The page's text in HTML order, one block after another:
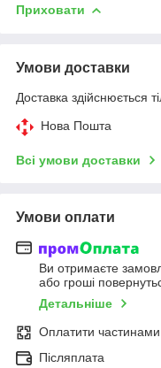
Приховати
Умови доставки
Доставка здійснюється
Нова Пошта
Всі умови доставки
Умови оплати
Ви отримаєте
або гроші
Детальніше
Оплатити частинами
Післяплата